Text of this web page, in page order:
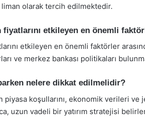
olarak tercih edilmektedir.
fiyatlarını etkileyen en önemli
etkileyen en önemli faktörler
ve merkez bankası politikaları
nelere dikkat edilmelidir?
piyasa koşullarını, ekonomik verileri
uzun vadeli bir yatırım stratejisi